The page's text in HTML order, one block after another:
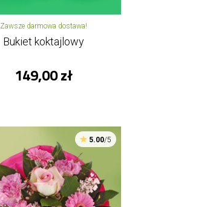
Zawsze darmowa dostawa!
Bukiet koktajlowy
149,00 zł
5.00/5